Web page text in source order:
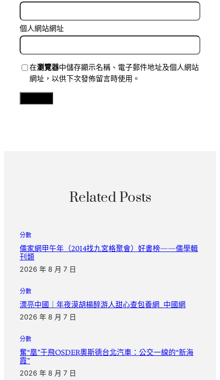
個人網站網址
在瀏覽器中儲存顯示名稱、電子郵件地址及個人網站
網址，以供下次發佈留言時使用。
Related Posts
分數
儒家網甲午年（2014找九宮格聚會）好書榜——儒學輯
刊類
2026 年 8 月 7 日
分數
漂亮中國｜年夜漠胡楊醉游人甜心查包養網_中國網
2026 年 8 月 7 日
分數
奮“凰”于飛OSDER奧斯德台北汽車：公交一線的“新海
霞”
2026 年 8 月 7 日